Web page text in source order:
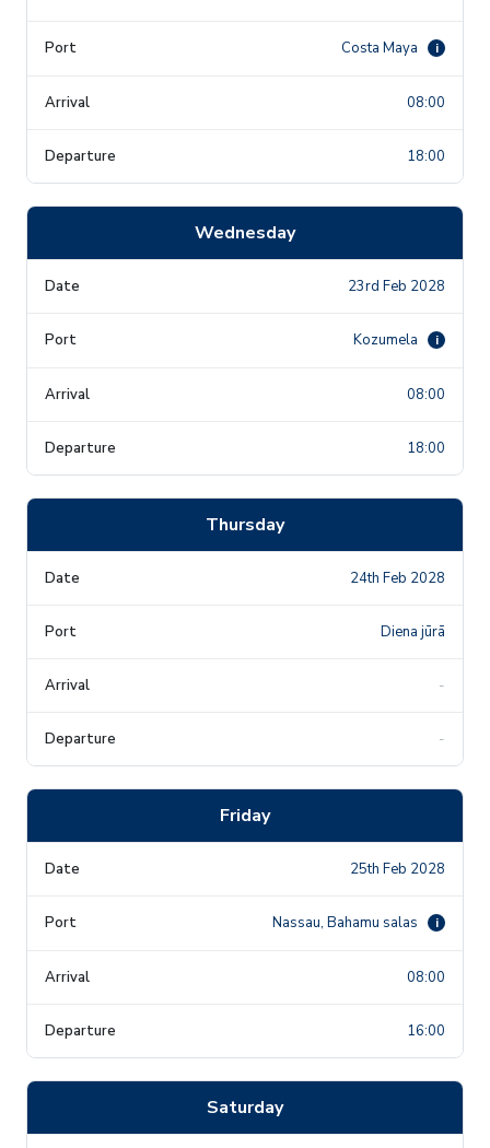
Costa Maya i
08:00
18:00
Wednesday
23rd Feb 2028
Kozumela i
08:00
18:00
Thursday
24th Feb 2028
Diena jūrā
-
-
Friday
25th Feb 2028
Nassau, Bahamu salas i
08:00
16:00
Saturday